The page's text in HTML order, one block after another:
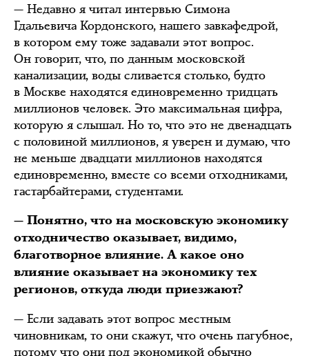
— Недавно я читал интервью Симона
Гдальевича Кордонского, нашего завкафедрой,
в котором ему тоже задавали этот вопрос.
Он говорит, что, по данным московской
канализации, воды сливается столько, будто
в Москве находятся единовременно тридцать
миллионов человек. Это максимальная цифра,
которую я слышал. Но то, что это не двенадцать
с половиной миллионов, я уверен и думаю, что
не меньше двадцати миллионов находятся
единовременно, вместе со всеми отходниками,
гастарбайтерами, студентами.
— Понятно, что на московскую экономику
отходничество оказывает, видимо,
благотворное влияние. А какое оно
влияние оказывает на экономику тех
регионов, откуда люди приезжают?
— Если задавать этот вопрос местным
чиновникам, то они скажут, что очень пагубное,
потому что они под экономикой обычно